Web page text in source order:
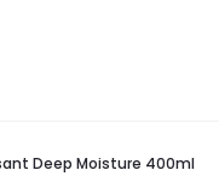
Deep Moisture 400ml